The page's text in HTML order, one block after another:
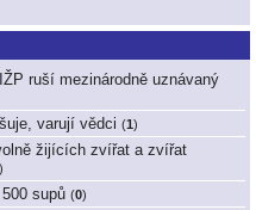
ruší mezinárodně uznávaný
varují vědci (1 )
žijících zvířat a zvířat
)
supů (0)